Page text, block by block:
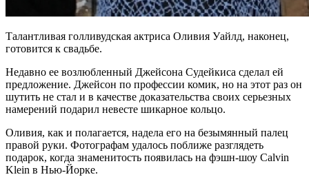
Талантливая голливудская актриса Оливия Уайлд, наконец,
готовится к свадьбе.
Недавно ее возлюбленный Джейсона Судейкиса сделал ей
предложение. Джейсон по профессии комик, но на этот раз он
шутить не стал и в качестве доказательства своих серьезных
намерений подарил невесте шикарное кольцо.
Оливия, как и полагается, надела его на безымянный палец
правой руки. Фотографам удалось поближе разглядеть
подарок, когда знаменитость появилась на фэшн-шоу Calvin
Klein в Нью-Йорке.